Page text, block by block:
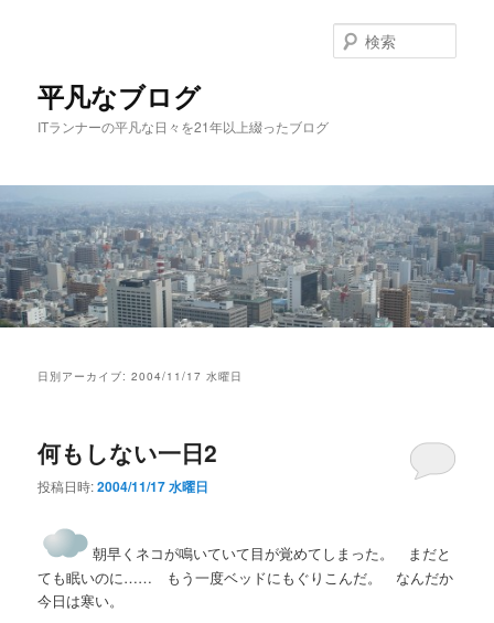
移
動
動
平凡なブログ
ITランナーの平凡な日々を21年以上綴ったブログ
索
日別アーカイブ:2004/11/17 水曜日
何もしない一日2
投稿日時:2004/11/17 水曜日
朝早くネコが鳴いていて目が覚めてしまった。 まだと
ても眠いのに…… もう一度ベッドにもぐりこんだ。 なんだか
今日は寒い。